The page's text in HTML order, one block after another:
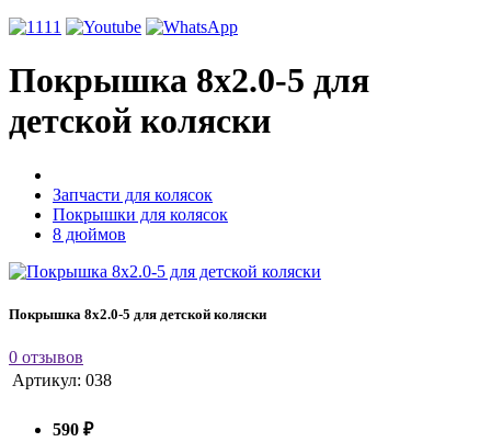
Покрышка 8x2.0-5 для
детской коляски
Запчасти для колясок
Покрышки для колясок
8 дюймов
Покрышка 8x2.0-5 для детской коляски
0 отзывов
Артикул: 038
590 ₽